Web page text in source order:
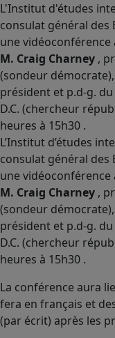
L'Institut d'études
consulat général des
une vidéoconférence
M. Craig Charney ,
(sondeur
président et p.d-g.
D.C. (chercheur
heures à 15h30 .
L’Institut d’études
consulat général des
une vidéoconférence
M. Craig Charney ,
(sondeur
président et p.d-g.
D.C. (chercheur
heures à 15h30 .
La conférence aura
fera en français et
(par écrit) après les